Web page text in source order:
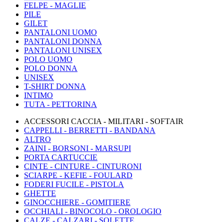
FELPE - MAGLIE
PILE
GILET
PANTALONI UOMO
PANTALONI DONNA
PANTALONI UNISEX
POLO UOMO
POLO DONNA
UNISEX
T-SHIRT DONNA
INTIMO
TUTA - PETTORINA
ACCESSORI CACCIA - MILITARI - SOFTAIR
CAPPELLI - BERRETTI - BANDANA
ALTRO
ZAINI - BORSONI - MARSUPI
PORTA CARTUCCIE
CINTE - CINTURE - CINTURONI
SCIARPE - KEFIE - FOULARD
FODERI FUCILE - PISTOLA
GHETTE
GINOCCHIERE - GOMITIERE
OCCHIALI - BINOCOLO - OROLOGIO
CALZE - CALZARI - SOLETTE